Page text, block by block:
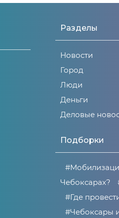
Разделы
Новости
Город
Люди
Деньги
Деловые
Подборки
Чебоксарах?
#Где
#Чебоксары